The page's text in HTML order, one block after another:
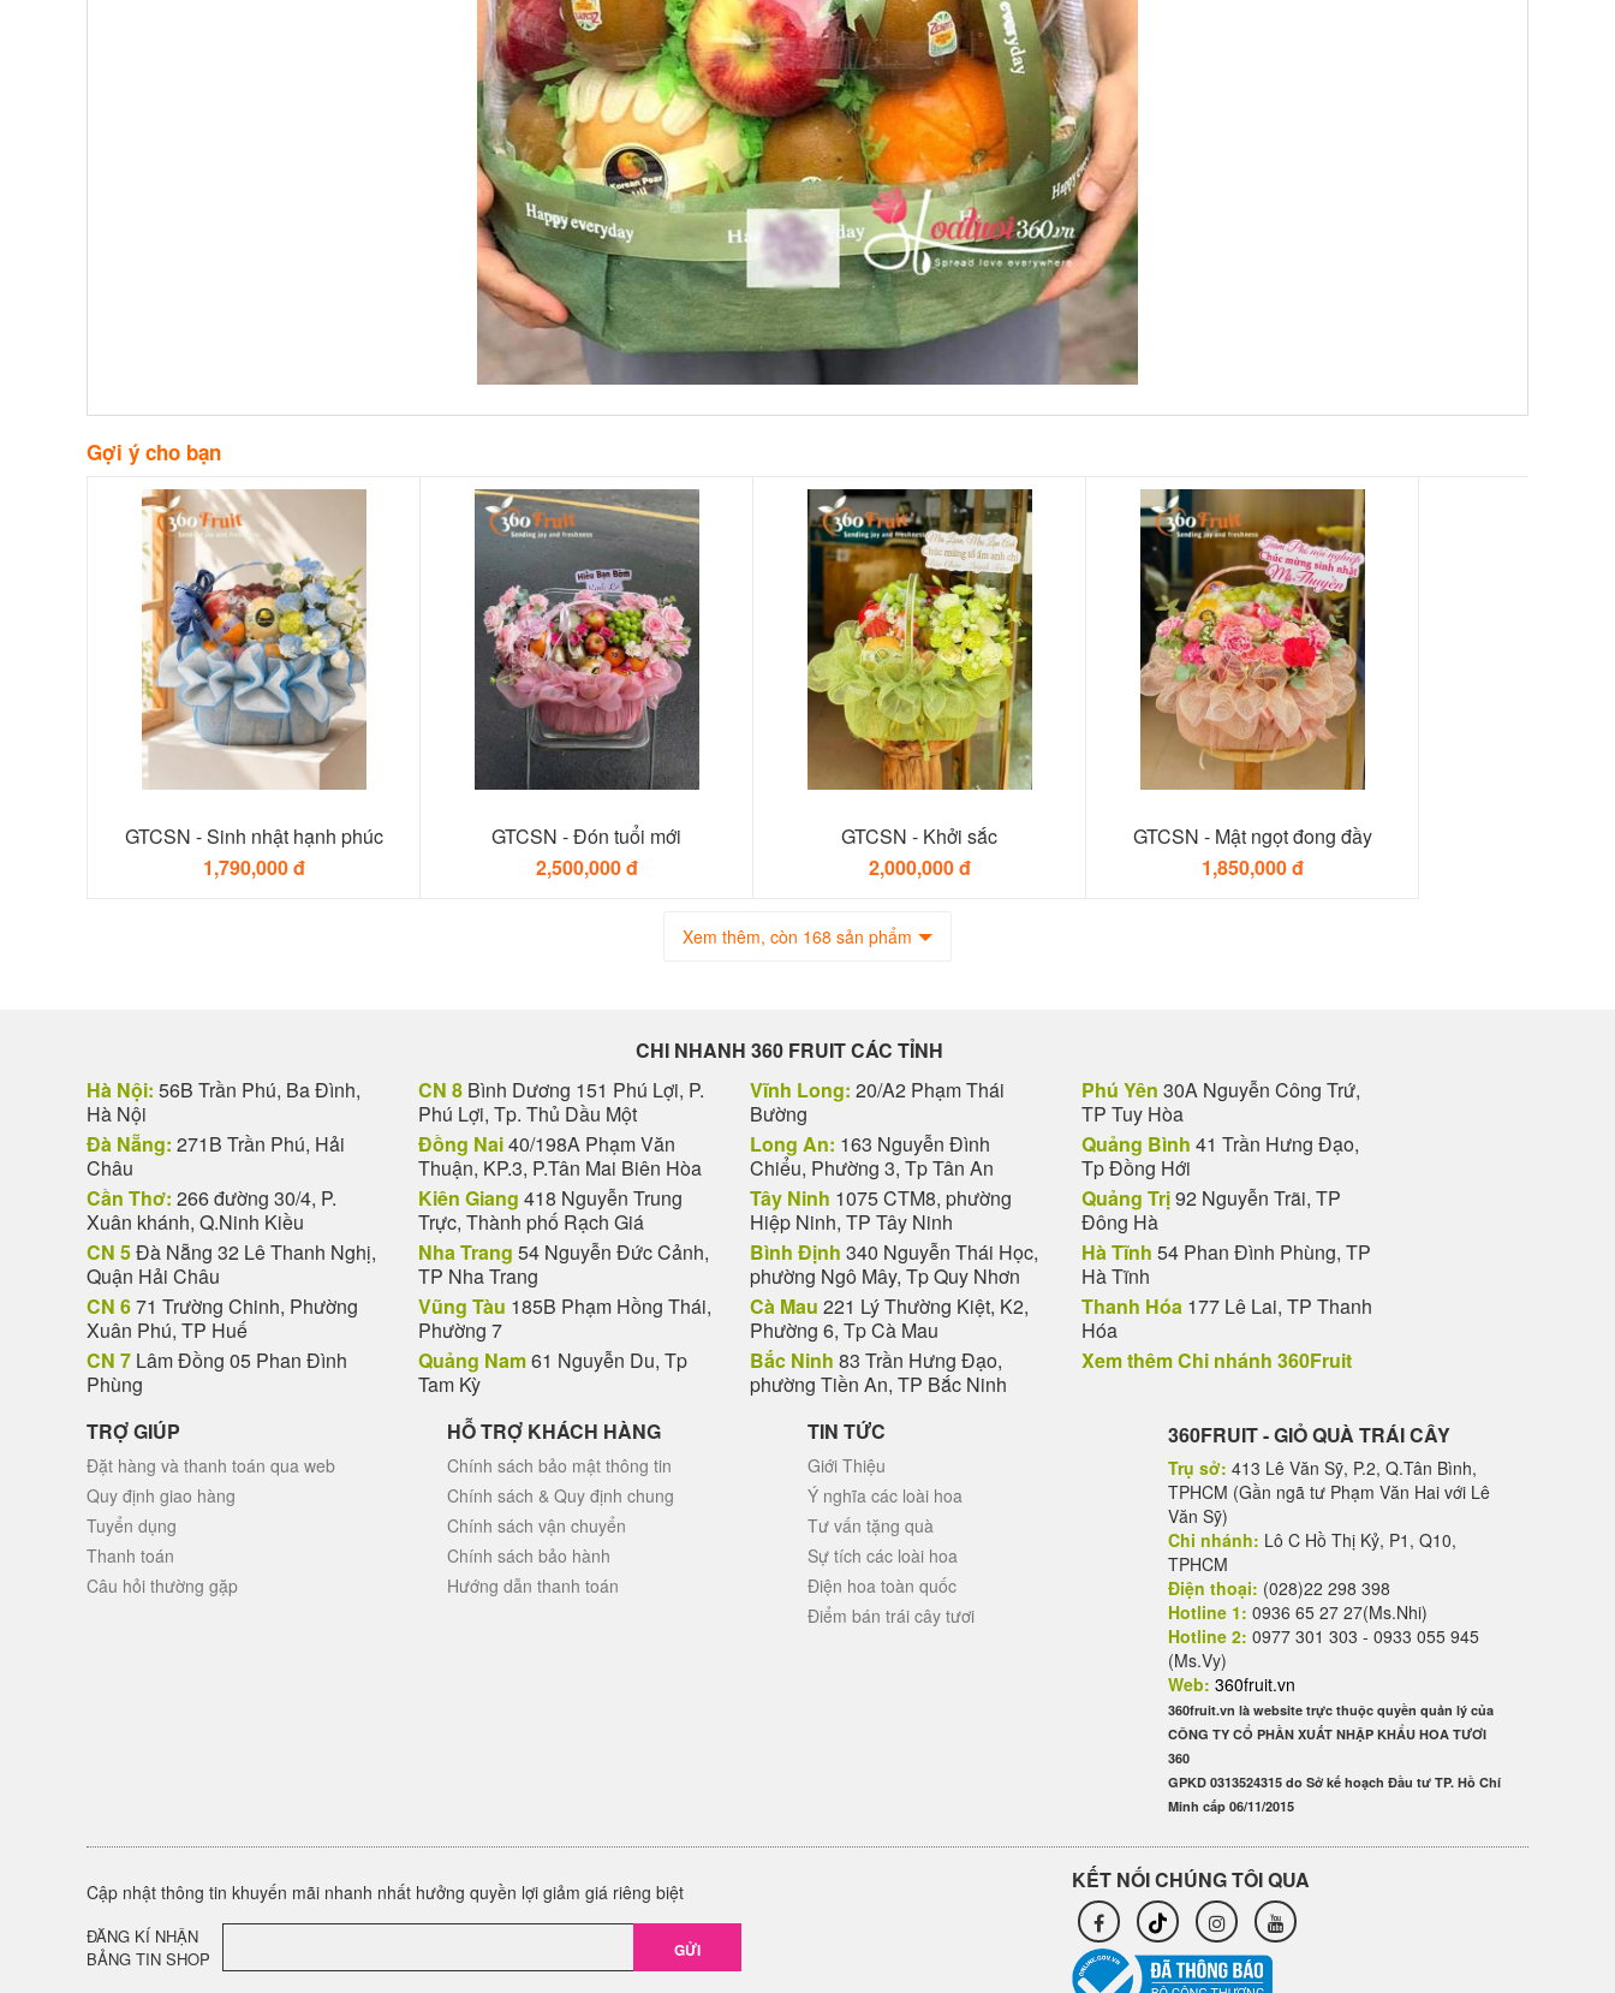
Gợi ý cho bạn
GTCSN - Sinh nhật hạnh phúc
1,790,000 đ
GTCSN - Đón tuổi mới
2,500,000 đ
GTCSN - Khởi sắc
2,000,000 đ
GTCSN - Mật ngọt đong đầy
1,850,000 đ
Xem thêm, còn 168 sản phẩm
CHI NHANH 360 FRUIT CÁC TỈNH
Hà Nội: 56B Trần Phú, Ba Đình,
Hà Nội
Đà Nẵng: 271B Trần Phú, Hải
Châu
Cần Thơ: 266 đường 30/4, P.
Xuân khánh, Q.Ninh Kiều
CN 5Đà Nẵng 32 Lê Thanh Nghị,
Quận Hải Châu
CN 671 Trường Chinh, Phường
Xuân Phú, TP Huế
CN 7 Lâm Đồng 05 Phan Đình
Phùng
CN 8 Bình Dương 151 Phú Lợi, P.
Phú Lợi, Tp. Thủ Dầu Một
Đồng Nai40/198A Phạm Văn
Thuận, KP.3, P.Tân Mai Biên Hòa
Kiên Giang 418 Nguyễn Trung
Trực, Thành phố Rạch Giá
Nha Trang 54 Nguyễn Đức Cảnh,
TP Nha Trang
Vũng Tàu 185B Phạm Hồng Thái,
Phường 7
Quảng Nam61 Nguyễn Du, Tp
Tam Kỳ
Vĩnh Long: 20/A2 Phạm Thái
Bường
Long An: 163 Nguyễn Đình
Chiểu, Phường 3, Tp Tân An
Tây Ninh 1075 CTM8, phường
Hiệp Ninh, TP Tây Ninh
Bình Định 340 Nguyễn Thái Học,
phường Ngô Mây, Tp Quy Nhơn
Cà Mau 221 Lý Thường Kiệt, K2,
Phường 6, Tp Cà Mau
Bắc Ninh 83 Trần Hưng Đạo,
phường Tiền An, TP Bắc Ninh
Phú Yên 30A Nguyễn Công Trứ,
TP Tuy Hòa
Quảng Bình 41 Trần Hưng Đạo,
Tp Đồng Hới
Quảng Trị92 Nguyễn Trãi, TP
Đông Hà
Hà Tĩnh 54 Phan Đình Phùng, TP
Hà Tĩnh
Thanh Hóa 177 Lê Lai, TP Thanh
Hóa
Xem thêm Chi nhánh 360Fruit
TRỢ GIÚP
Đặt hàng và thanh toán qua web
Quy định giao hàng
Tuyển dụng
Thanh toán
Câu hỏi thường gặp
HỖ TRỢ KHÁCH HÀNG
Chính sách bảo mật thông tin
Chính sách & Quy định chung
Chính sách vận chuyển
Chính sách bảo hành
Hướng dẫn thanh toán
TIN TỨC
Giới Thiệu
Ý nghĩa các loài hoa
Tư vấn tặng quà
Sự tích các loài hoa
Điện hoa toàn quốc
Điểm bán trái cây tươi
360FRUIT - GIỎ QUÀ TRÁI CÂY
Trụ sở: 413 Lê Văn Sỹ, P.2, Q.Tân Bình,
TPHCM (Gần ngã tư Phạm Văn Hai với Lê
Văn Sỹ)
Chi nhánh: Lô C Hồ Thị Kỷ, P1, Q10,
TPHCM
Điện thoại: (028)22 298 398
Hotline 1: 0936 65 27 27(Ms.Nhi)
Hotline 2: 0977 301 303 - 0933 055 945
(Ms.Vy)
Web: 360fruit.vn
360fruit.vn là website trực thuộc quyền quản lý của
CÔNG TY CỔ PHẦN XUẤT NHẬP KHẨU HOA TƯƠI
360
GPKD 0313524315 do Sở kế hoạch Đầu tư TP. Hồ Chí
Minh cấp 06/11/2015
Cập nhật thông tin khuyến mãi nhanh nhất hưởng quyền lợi giảm giá riêng biệt
ĐĂNG KÍ NHẬN
BẢNG TIN SHOP
GỬI
KẾT NỐI CHÚNG TÔI QUA